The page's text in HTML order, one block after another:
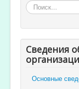
Открытость и
Ученикам и
Учителям
Электронный
Искать...
Сведения
Основные